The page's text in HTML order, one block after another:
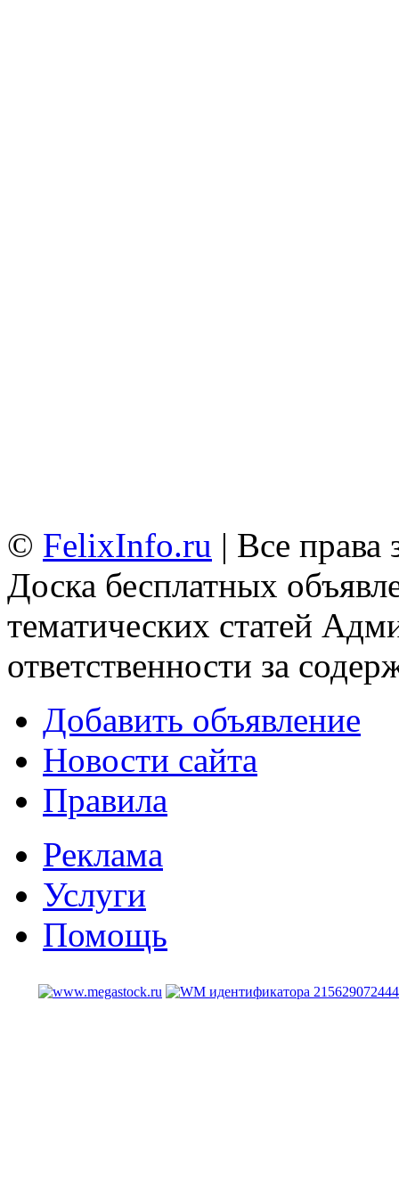
© FelixInfo.ru | Все
Доска бесплатных
тематических статей
ответственности за
Добавить объявление
Новости сайта
Правила
Реклама
Услуги
Помощь